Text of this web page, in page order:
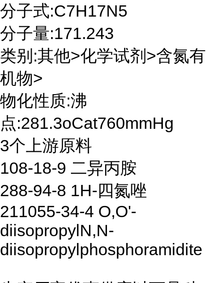
分子式:C7H17N5
分子量:171.243
类别:其他>化学试剂>含氮有
机物>
物化性质:沸
点:281.3oCat760mmHg
3个上游原料
108-18-9 二异丙胺
288-94-8 1H-四氮唑
211055-34-4 O,O'-
diisopropylN,N-
diisopropylphosphoramidite